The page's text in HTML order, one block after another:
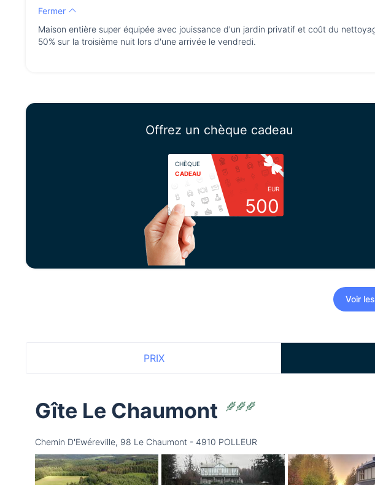
Fermer
Maison entière super équipée avec jouissance d'un jardin privatif et coût du
50% sur la troisième nuit lors d'une arrivée le vendredi.
Offrez un chèque cadeau
CHÈQUE
CADEAU
EUR
500
Voir
PRIX
Gîte Le Chaumont
Chemin D'Ewéreville, 98 Le Chaumont - 4910 POLLEUR